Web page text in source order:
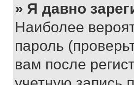
» Я давно
Наиболее
пароль
вам после